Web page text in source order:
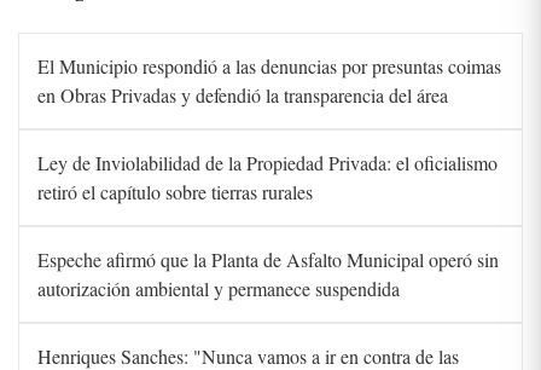
El Municipio respondió a las denuncias por presuntas coimas
en Obras Privadas y defendió la transparencia del área
Ley de Inviolabilidad de la Propiedad Privada: el oficialismo
retiró el capítulo sobre tierras rurales
Espeche afirmó que la Planta de Asfalto Municipal operó sin
autorización ambiental y permanece suspendida
Henriques Sanches: "Nunca vamos a ir en contra de las